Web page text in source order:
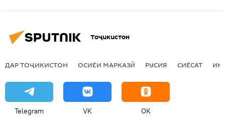
Тоҷикистон
ДАР ТОҶИКИСТОН ОСИЁИ МАРКАЗӢ РУСИЯ СИЁСАТ
Telegram VK OK